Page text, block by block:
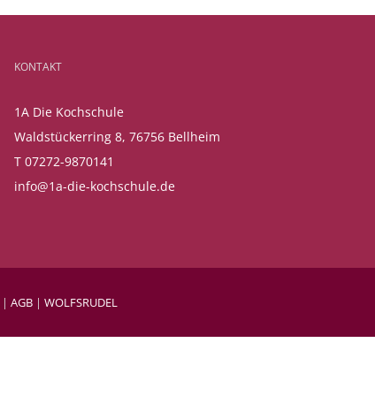
KONTAKT
1A Die Kochschule
Waldstückerring 8, 76756 Bellheim
T 07272-9870141
info@1a-die-kochschule.de
| AGB | WOLFSRUDEL